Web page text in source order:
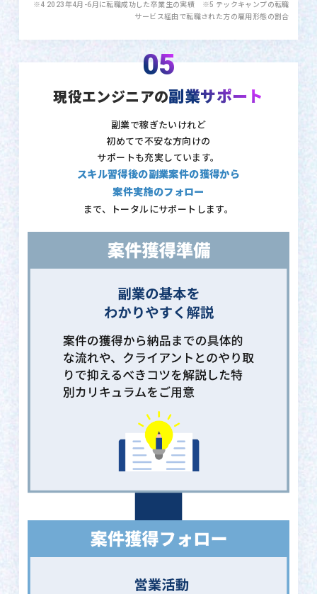
※4 2023年4月-6月に転職成功した卒業生の実績 ※5 テックキャンプの転職
サービス経由で転職された方の雇用形態の割合
05
現役エンジニアの副業サポート
副業で稼ぎたいけれど
初めてで不安な方向けの
サポートも充実しています。
スキル習得後の副業案件の獲得から
案件実施のフォロー
まで、トータルにサポートします。